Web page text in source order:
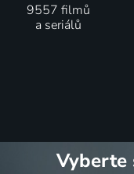
9557 filmů
a seriálů
Vyberte